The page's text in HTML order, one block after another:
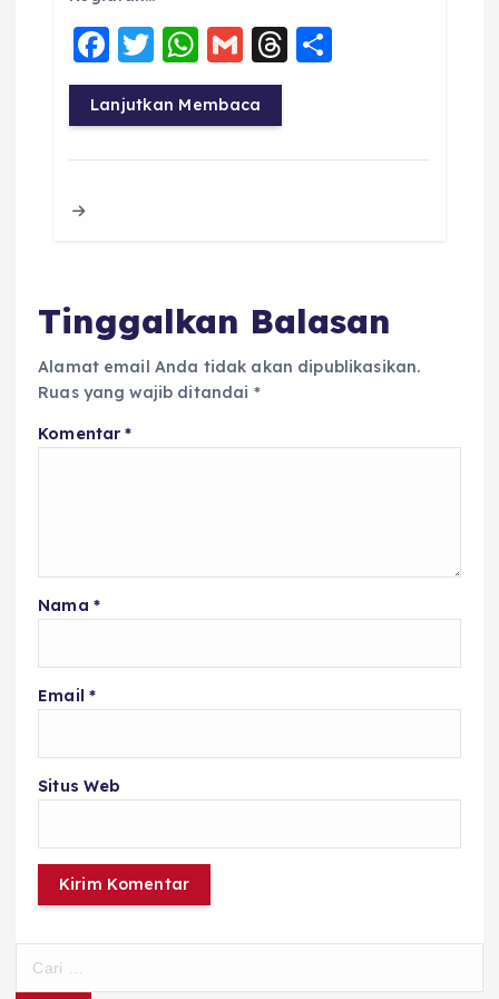
F
a
c
e
T
w
it
te
W
h
a
ts
G
m
ai
l
T
a re
Lanjutkan Membaca
Tinggalkan Balasan
Alamat email Anda tidak akan dipublikasikan.
Ruas yang wajib ditandai *
Komentar*
Nama *
Email *
Situs Web